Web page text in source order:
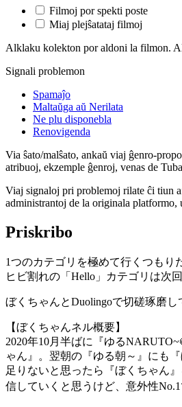
Filmoj por spekti poste
Miaj plejŝatataj filmoj
Alklaku kolekton por aldoni la filmon.
Signali problemon
Spamaĵo
Maltaŭga aŭ Nerilata
Ne plu disponebla
Renovigenda
Via ŝato/malŝato, ankaŭ viaj ĝenro-
atribuoj, ekzemple ĝenroj, venas de
Viaj signaloj pri problemoj rilate ĉi tiun
administrantoj de la originala
Priskribo
1つのカテゴリを極めて行くつも
ヒビ割れの「Hello」カテゴリは次
ぼくちゃんとDuolingoで切磋琢磨
【ぼくちゃんネル概要】
2020年10月半ばに『ゆる
ゃん』。翌朝の『ゆる朝～』にも
足りないと思ったら『ぼくちゃん
信していくと思うけど、意外性